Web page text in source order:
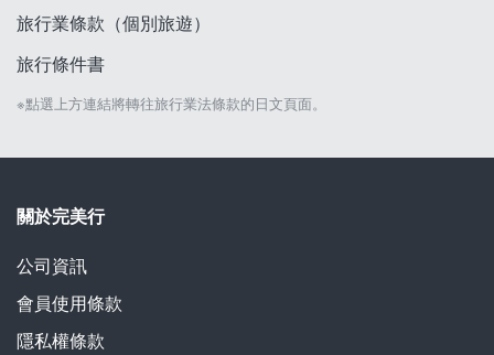
旅行業條款（個別旅遊）
旅行條件書
※點選上方連結將轉往旅行業法條款的日文頁面。
關於完美行
公司資訊
會員使用條款
隱私權條款